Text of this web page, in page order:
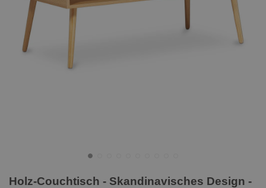
Holz-Couchtisch - Skandinavisches Design -